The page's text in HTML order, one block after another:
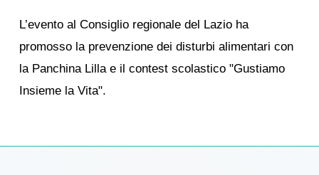
L’evento al Consiglio regionale del Lazio ha
promosso la prevenzione dei disturbi alimentari con
la Panchina Lilla e il contest scolastico "Gustiamo
Insieme la Vita".